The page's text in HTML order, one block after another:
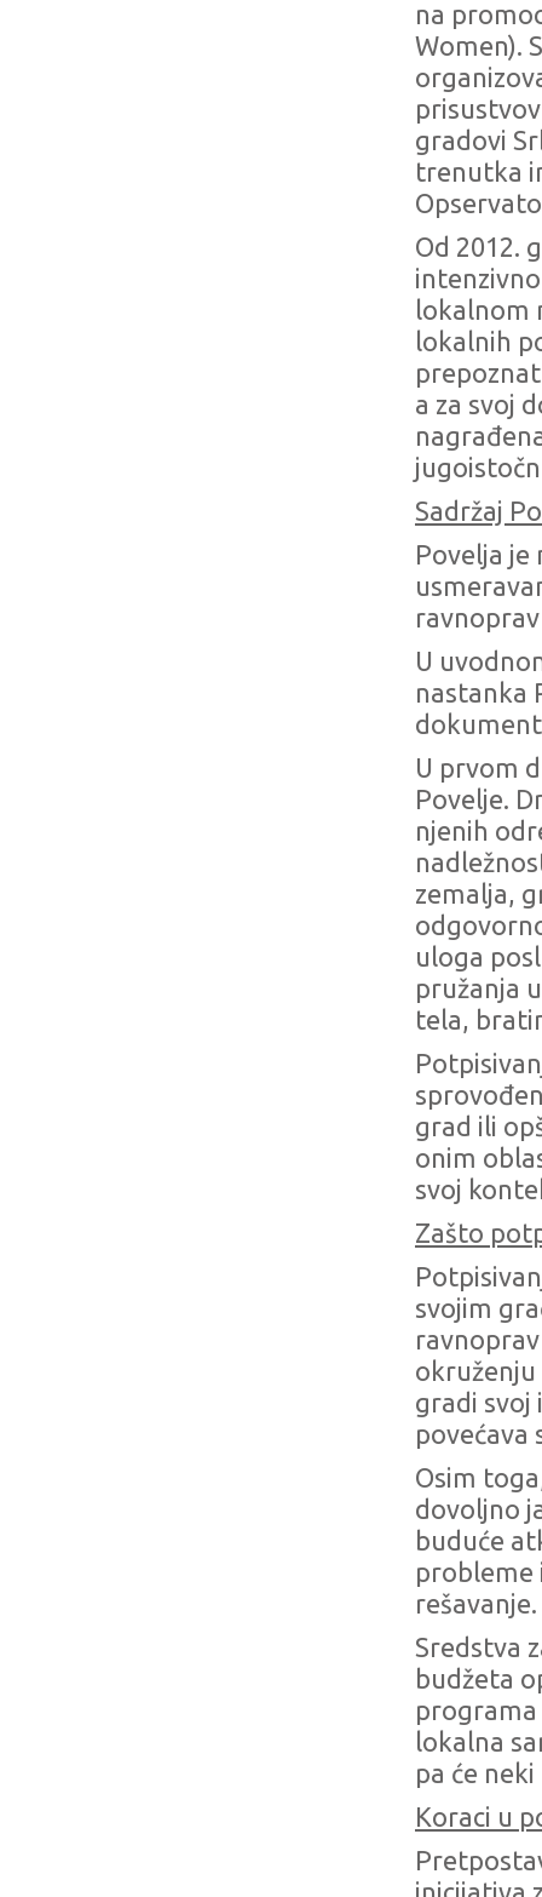
na
Women).
gradovi
trenutka
Od 2012.
lokalnom
lokalnih
a za svoj
Sadržaj
Povelja
U
nastanka
U prvom
Povelje.
njenih
zemalja,
uloga
pružanja
tela,
grad ili
onim
svoj
Zašto
svojim
okruženju
gradi svoj
povećava
Osim
dovoljno
buduće
probleme
rešavanje.
Sredstva
budžeta
programa
lokalna
pa će
Koraci u